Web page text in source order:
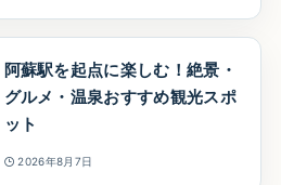
阿蘇駅を起点に楽しむ！絶景・
グルメ・温泉おすすめ観光スポ
ット
2026年8月7日